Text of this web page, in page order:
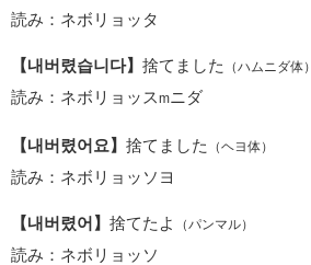
読み：ネボリョッタ
【내버렸습니다】 捨てました （ハムニダ体）
読み：ネボリョッスmニダ
【내버렸어요】 捨てました （ヘヨ体）
読み：ネボリョッソヨ
【내버렸어】 捨てたよ （パンマル）
読み：ネボリョッソ